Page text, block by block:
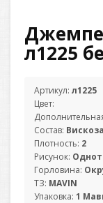
л1225
Артикул: л1225
Цвет:
Состав:
Плотность: 2
Рисунок:
Горловина:
ТЗ: MAVIN
Упаковка: 1